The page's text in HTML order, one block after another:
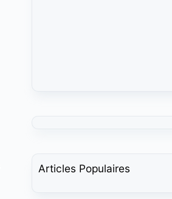
Articles Populaires